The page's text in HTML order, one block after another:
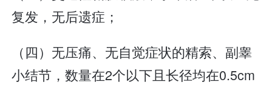
复发，无后遗症；
（四）无压痛、无自觉症状的精索、副睾
小结节，数量在2个以下且长径均在0.5cm